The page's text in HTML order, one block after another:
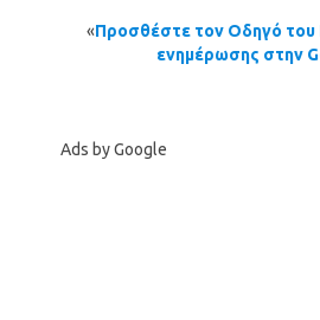
«Προσθέστε τον Οδηγό του
ενημέρωσης στην
Ads by Google